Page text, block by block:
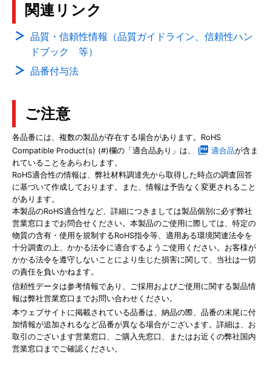
関連リンク
品質・信頼性情報（品質ガイドライン、信頼性ハン
ドブック 等）
品番付与法
ご注意
各品番には、複数の製品が存在する場合があります。RoHS
Compatible Product(s) (#)欄の「適合品あり」は、
適合品が含ま
れていることをあらわします。
RoHS適合性の情報は、弊社材料調達先から取得した時点の調査回答
に基づいて作成しております。また、情報は予告なく変更されること
があります。
本製品のRoHS適合性など、詳細につきましては製品個別に必ず弊社
営業窓口までお問合せください。本製品のご使用に際しては、特定の
物質の含有・使用を規制するRoHS指令等、適用ある環境関連法令を
十分調査の上、かかる法令に適合するようご使用ください。お客様が
かかる法令を遵守しないことにより生じた損害に関して、当社は一切
の責任を負いかねます。
信頼性データは参考情報であり、ご採用およびご使用に関する製品情
報は弊社営業窓口までお問い合わせください。
本ウェブサイトに掲載されている品番は、納品の際、品番の末尾に付
加情報が追加されるなど品番が異なる場合がございます。詳細は、お
取引のございます営業窓口、ご購入先窓口、またはお近くの弊社国内
営業窓口までご確認ください。